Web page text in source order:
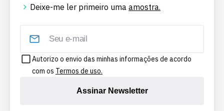
Deixe-me ler primeiro uma amostra.
Autorizo o envio das minhas informações de acordo
com os Termos de uso.
Assinar Newsletter